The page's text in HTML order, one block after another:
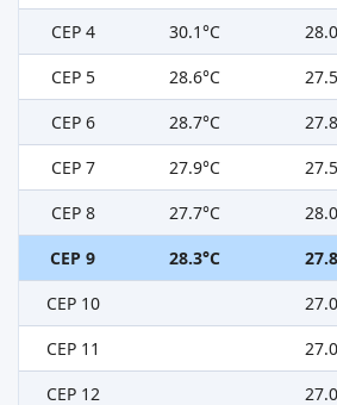
СЕР 4
30.1°C
СЕР 5
28.6°C
СЕР 6
28.7°C
СЕР 7
27.9°C
СЕР 8
27.7°C
СЕР 9
28.3°C
СЕР 10
СЕР 11
СЕР 12